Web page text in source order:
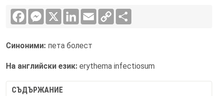
FacebookMessenger LinkedInEmail
Copy
Link
Синоними: пета болест
На английски език: erythema infectiosum
СЪДЪРЖАНИЕ